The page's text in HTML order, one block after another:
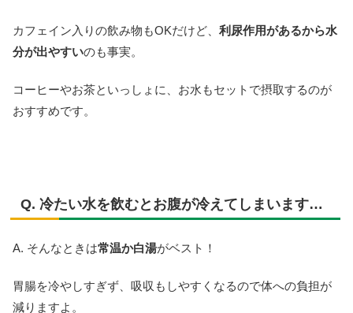
カフェイン入りの飲み物もOKだけど、 利尿作用があるから水
分が出やすいのも事実。
コーヒーやお茶といっしょに、お水もセットで摂取するのが
おすすめです。
Q. 冷たい水を飲むとお腹が冷えてしまいます…
A. そんなときは常温か白湯がベスト！
胃腸を冷やしすぎず、吸収もしやすくなるので体への負担が
減りますよ。